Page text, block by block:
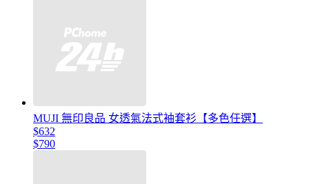
MUJI 無印良品 女透氣法式袖套衫【多色任選】
$632
$790